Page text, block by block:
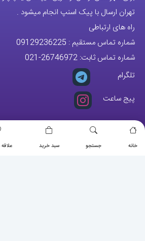
خانه جستجو سبد خرید
تهران ارسال با پیک اسنپ انجام میشود .
راه های ارتباطی
شماره تماس مستقیم : 09129236225
شماره تماس ثابت: 26746972
-021
تلگرام
پیج ساعت
مجوزها